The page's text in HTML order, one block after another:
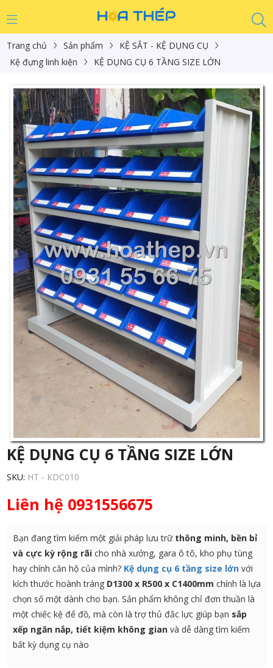
Trang chủ Sản phẩm
KỆ SẮT - KỆ DỤNG CỤ
Kệ đựng linh kiện
KỆ DỤNG CỤ 6 TẦNG SIZE LỚN
KỆ DỤNG CỤ 6 TẦNG SIZE LỚN
SKU: HT - KDC010
Liên hệ 0931556675
Bạn đang tìm kiếm một giải pháp lưu trữ thông minh, bền bỉ
và cực kỳ rộng rãicho nhà xưởng, gara ô tô, kho phụ tùng
hay chính căn hộ của mình? Kệ dụng cụ 6 tầng size lớnvới
kích thước hoành tráng D1300 x R500 x C1400mm chính là lựa
chọn số một dành cho bạn. Sản phẩm không chỉ đơn thuần là
một chiếc kệ để đồ, mà còn là trợ thủ đắc lực giúp bạn sắp
xếp ngăn nắp, tiết kiệm không gianvà dễ dàng tìm kiếm
bất kỳ dụng cụ nào